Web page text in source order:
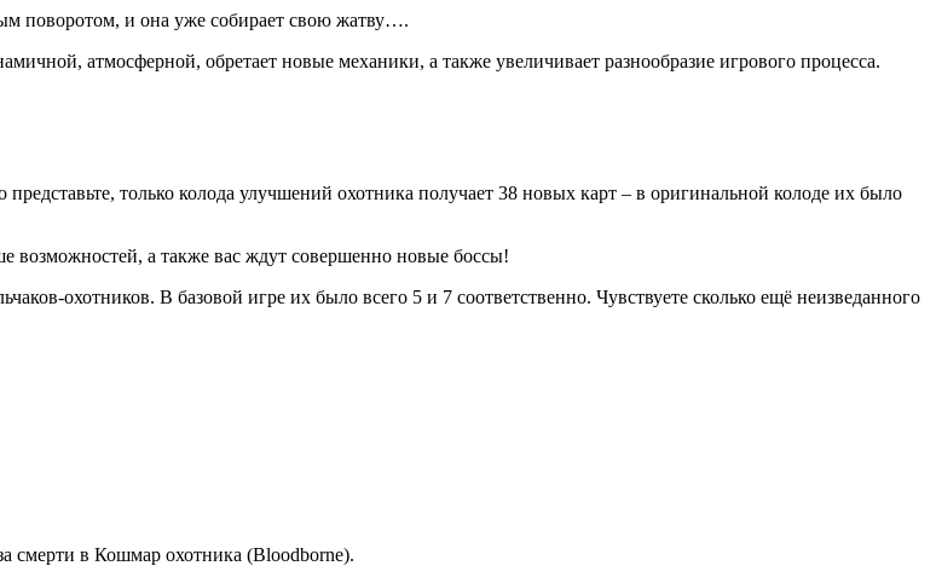
поворотом, и она уже собирает свою жатву….
атмосферной, обретает новые механики, а также увеличивает разнообразие игрового процесса.
только колода улучшений охотника получает 38 новых карт – в оригинальной колоде их было
возможностей, а также вас ждут совершенно новые боссы!
охотников. В базовой игре их было всего 5 и 7 соответственно. Чувствуете сколько ещё неизведанного
смерти в Кошмар охотника (Bloodborne).